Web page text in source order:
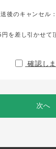
後のキャンセル
を差し引かせて
確認し
次へ